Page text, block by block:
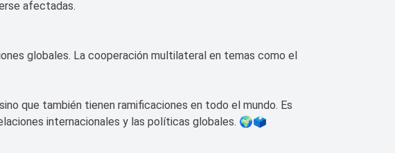
afectadas.
globales. La cooperación multilateral en temas como el
que también tienen ramificaciones en todo el mundo. Es
internacionales y las políticas globales. 🌍🗳️